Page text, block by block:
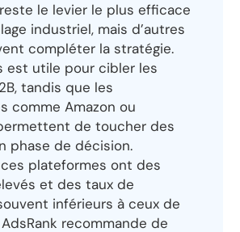
le levier le plus efficace
industriel, mais d’autres
compléter la stratégie.
est utile pour cibler les
tandis que les
comme Amazon ou
de toucher des
phase de décision.
plateformes ont des
et des taux de
inférieurs à ceux de
recommande de